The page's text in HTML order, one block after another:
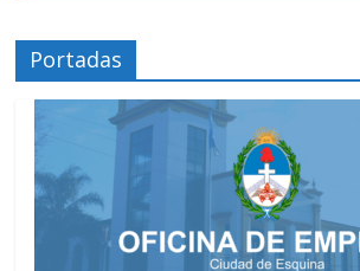
Portadas